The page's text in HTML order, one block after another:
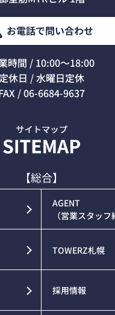
お電話で問い合わせ
時間 / 10:00～18:00
定休日 / 水曜日定休
/ 06-6684-9637
【総合】
AGENT
（営業スタッフ
TOWERZ札幌
採用情報